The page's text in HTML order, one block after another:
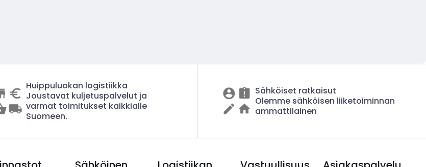
Huippuluokan logistiikka
Joustavat kuljetuspalvelut ja
varmat toimitukset kaikkialle
Suomeen.
Sähköiset ratkaisut
Olemme sähköisen liiketoiminnan
ammattilainen